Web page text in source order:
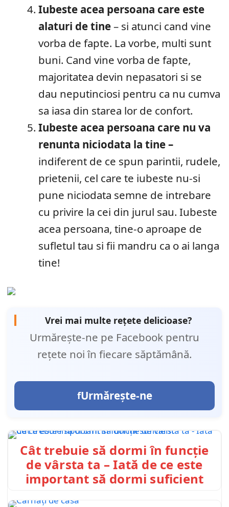
Iubeste acea persoana care este
alaturi de tine– si atunci cand vine
vorba de fapte. La vorbe, multi sunt
buni. Cand vine vorba de fapte,
majoritatea devin nepasatori si se
dau neputinciosi pentru ca nu cumva
sa iasa din starea lor de confort.
Iubeste acea persoana care nu va
renunta niciodata la tine –
indiferent de ce spun parintii, rudele,
prietenii, cel care te iubeste nu-si
pune niciodata semne de intrebare
cu privire la cei din jurul sau. Iubeste
acea persoana, tine-o aproape de
sufletul tau si fii mandru ca o ai langa
tine!
Vrei mai multe rețete delicioase?
Urmărește-ne pe Facebook pentru
rețete noi în fiecare săptămână.
Urmărește-ne
Cât trebuie să dormi în funcție
de vârsta ta – Iată de ce este
important să dormi suficient